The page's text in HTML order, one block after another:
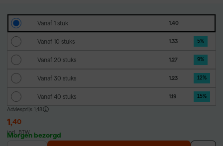
Vanaf 1 stuk 1.40
Vanaf 10 stuks 1.33 5%
Vanaf 20 stuks 1.27 9%
Vanaf 30 stuks 1.23 12%
Vanaf 40 stuks 1.19 15%
Adviesprijs 1,48
1,40
incl. BTW
Morgen bezorgd